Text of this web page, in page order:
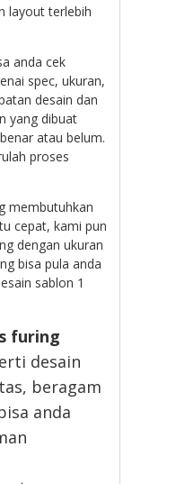
layout terlebih
anda cek
spec, ukuran,
desain dan
yang dibuat
atau belum.
proses
membutuhkan
cepat, kami pun
dengan ukuran
bisa pula anda
sablon 1
furing
desain
beragam
anda